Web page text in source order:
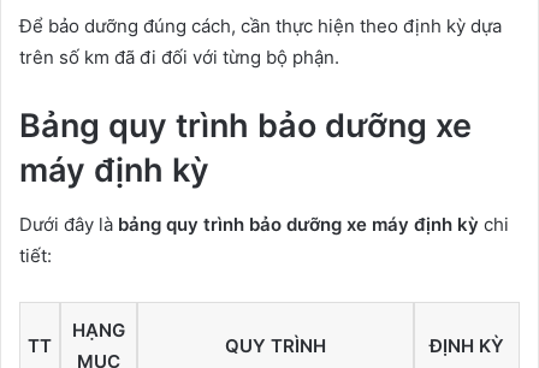
Để bảo dưỡng đúng cách, cần thực hiện theo định kỳ dựa
trên số km đã đi đối với từng bộ phận.
Bảng quy trình bảo dưỡng xe
máy định kỳ
Dưới đây là bảng quy trình bảo dưỡng xe máy định kỳ chi
tiết:
TT
HẠNG
MỤC
QUY TRÌNH ĐỊNH KỲ